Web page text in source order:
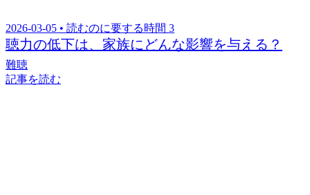
2026-03-05 • 読むのに要する時間 3
聴力の低下は、家族にどんな影響を与える？
難聴
記事を読む